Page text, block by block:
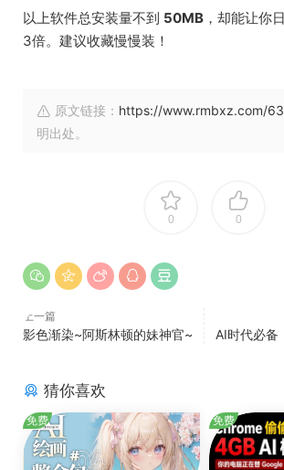
以上软件总安装量不到 50MB ，却能让你
3倍。建议收藏慢慢装！
原文链接： https://www.rmbxz.com/
明出处。
0 0
上一篇
影色渐染~阿斯林顿的妹神官~
AI时代必备
猜你喜欢
免费 免费